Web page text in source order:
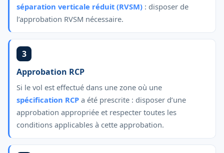
séparation verticale réduit (RVSM) : disposer de
l’approbation RVSM nécessaire.
3
Approbation RCP
Si le vol est effectué dans une zone où une
spécification RCP a été prescrite : disposer d’une
approbation appropriée et respecter toutes les
conditions applicables à cette approbation.